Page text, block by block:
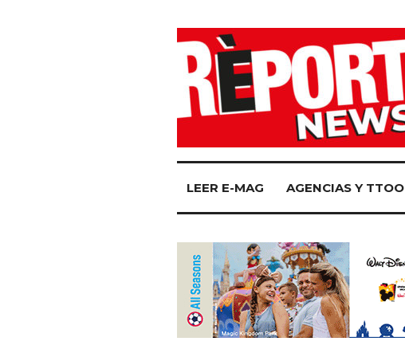
LEER E-MAG AGENCIAS Y TTOO